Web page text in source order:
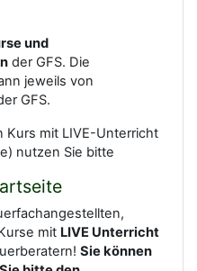
und
der GFS. Die
jeweils von
GFS.
Kurs mit LIVE-Unterricht
nutzen Sie bitte
mit LIVE Unterricht
Sie können